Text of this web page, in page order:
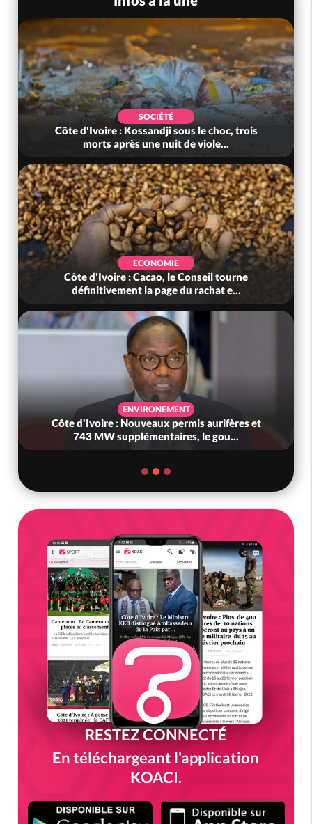
POLITIQUE
Côte d'Ivoire : Jeunesse, après des résultats
au-delà des attentes, le gouv...
EVENEMENTIEL
Côte d'Ivoire: Cacao, une découverte 100 %
ivoirienne redonne espoir face a...
ECONOMIE
Côte d'Ivoire : Hausse des carburants, le
gouvernement avoue : « Nous n'avi...
RESTEZ CONNECTÉ
En téléchargeant l'application
KOACI.